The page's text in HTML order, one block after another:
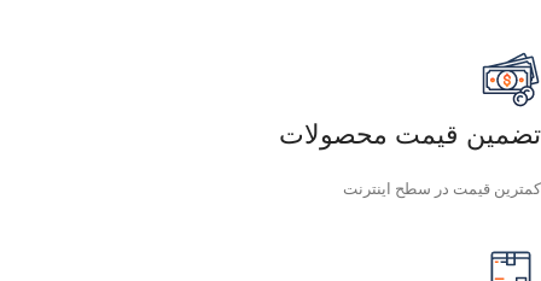
تضمین قیمت محصولات
کمترین قیمت در سطح اینترنت